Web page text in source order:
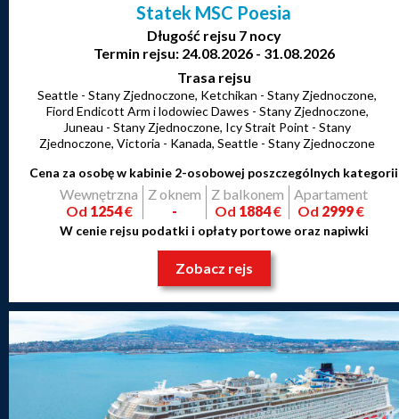
Statek MSC Poesia
Długość rejsu 7 nocy
Termin rejsu: 24.08.2026 - 31.08.2026
Trasa rejsu
Seattle - Stany Zjednoczone, Ketchikan - Stany Zjednoczone,
Fiord Endicott Arm i lodowiec Dawes - Stany Zjednoczone,
Juneau - Stany Zjednoczone, Icy Strait Point - Stany
Zjednoczone, Victoria - Kanada, Seattle - Stany Zjednoczone
Cena za osobę w kabinie 2-osobowej poszczególnych kategorii
Wewnętrzna
Od 1254€
Z oknem
-
Z balkonem
Od 1884€
Apartament
Od 2999€
W cenie rejsu podatki i opłaty portowe oraz napiwki
Zobacz rejs